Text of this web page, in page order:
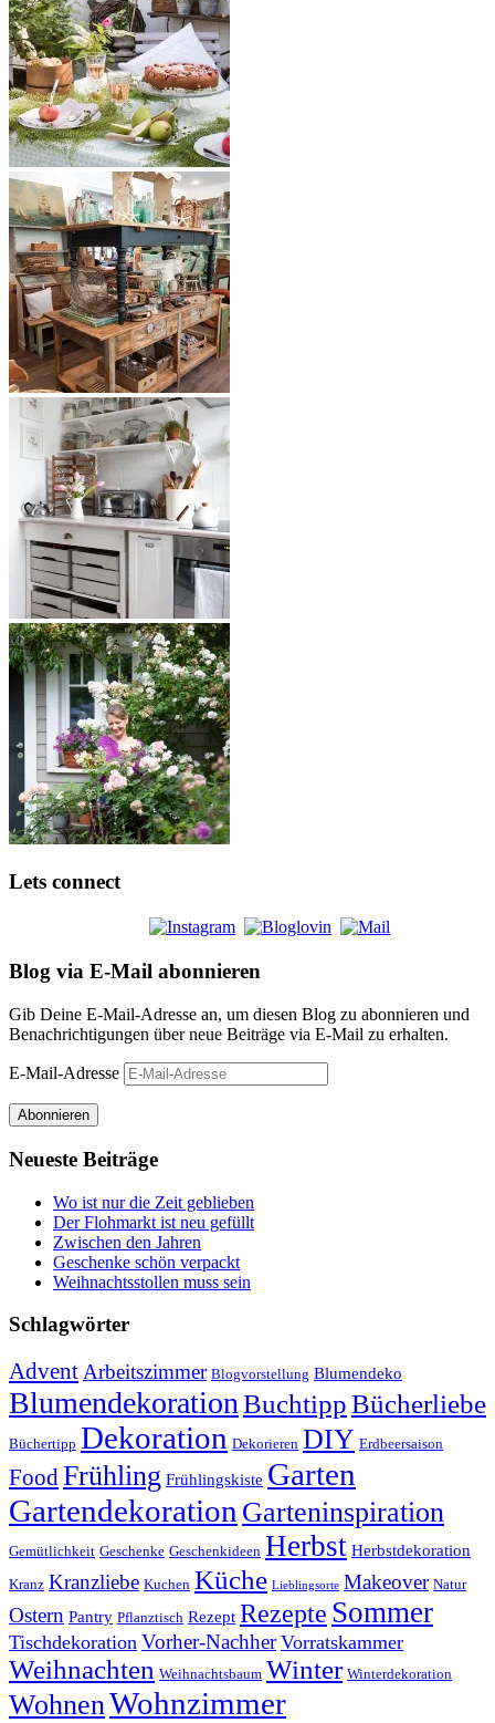
Lets connect
Blog via E-Mail abonnieren
Gib Deine E-Mail-Adresse an, um diesen Blog zu abonnieren und
Benachrichtigungen über neue Beiträge via E-Mail zu erhalten.
E-Mail-Adresse
Abonnieren
Neueste Beiträge
Wo ist nur die Zeit geblieben
Der Flohmarkt ist neu gefüllt
Zwischen den Jahren
Geschenke schön verpackt
Weihnachtsstollen muss sein
Schlagwörter
Advent Arbeitszimmer Blogvorstellung Blumendeko
Blumendekoration BuchtippBücherliebe
Büchertipp Dekoration Dekorieren DIY Erdbeersaison
FoodFrühling Frühlingskiste Garten
Gartendekoration Garteninspiration
Gemütlichkeit Geschenke Geschenkideen Herbst Herbstdekoration
Kranz Kranzliebe Kuchen Küche Lieblingsorte Makeover Natur
Ostern Pantry Pflanztisch Rezept Rezepte Sommer
Tischdekoration Vorher-Nachher Vorratskammer
Weihnachten Weihnachtsbaum Winter Winterdekoration
WohnenWohnzimmer